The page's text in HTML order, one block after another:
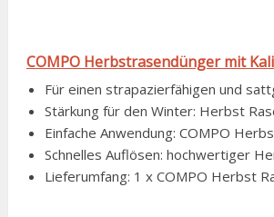
COMPO Herbstrasendünger mit
Für einen strapazierfähigen und
Stärkung für den Winter: Herbst
Einfache Anwendung: COMPO
Schnelles Auflösen: hochwertiger
Lieferumfang: 1 x COMPO Herbst